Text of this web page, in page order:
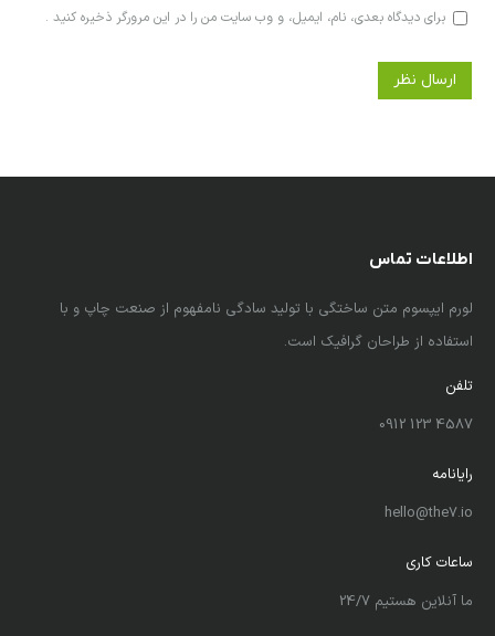
برای دیدگاه بعدی، نام، ایمیل، و وب سایت من را در این مرورگر ذخیره کنید .
ارسال نظر
اطلاعات تماس
لورم ایپسوم متن ساختگی با تولید سادگی نامفهوم از صنعت چاپ و با
استفاده از طراحان گرافیک است.
تلفن
4587 123 0912
رایانامه
hello@the7.io
ساعات کاری
ما آنلاین هستیم 24/7